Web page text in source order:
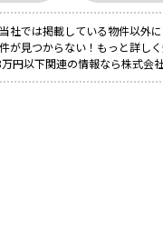
社では掲載している物件以外
が見つからない！もっと詳し
円以下関連の情報なら株式会